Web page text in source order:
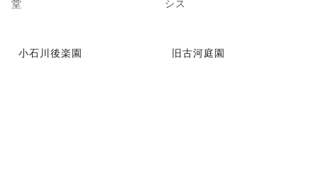
小石川後楽園 旧古河庭園